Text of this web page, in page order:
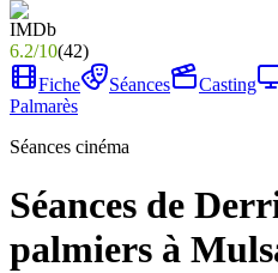
6.2/10(42)
Fiche
Séances Casting
Palmarès
Séances cinéma
Séances de
palmiers à